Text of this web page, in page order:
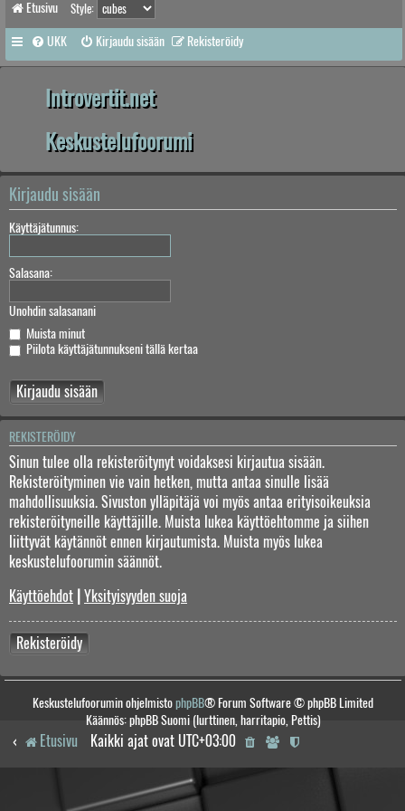
Etusivu Style:
UKK Kirjaudu sisään Rekisteröidy
Introvertit.net
Keskustelufoorumi
Kirjaudu sisään
Käyttäjätunnus:
Salasana:
Unohdin salasanani
Muista minut
Piilota käyttäjätunnukseni tällä kertaa
REKISTERÖIDY
Sinun tulee olla rekisteröitynyt voidaksesi kirjautua sisään.
Rekisteröityminen vie vain hetken, mutta antaa sinulle lisää
mahdollisuuksia. Sivuston ylläpitäjä voi myös antaa erityisoikeuksia
rekisteröityneille käyttäjille. Muista lukea käyttöehtomme ja siihen
liittyvät käytännöt ennen kirjautumista. Muista myös lukea
keskustelufoorumin säännöt.
Käyttöehdot Yksityisyyden suoja
Rekisteröidy
Keskustelufoorumin ohjelmistophpBB® Forum Software © phpBB Limited
Käännös: phpBB Suomi (lurttinen, harritapio, Pettis)
Etusivu Kaikki ajat ovat UTC+03:00